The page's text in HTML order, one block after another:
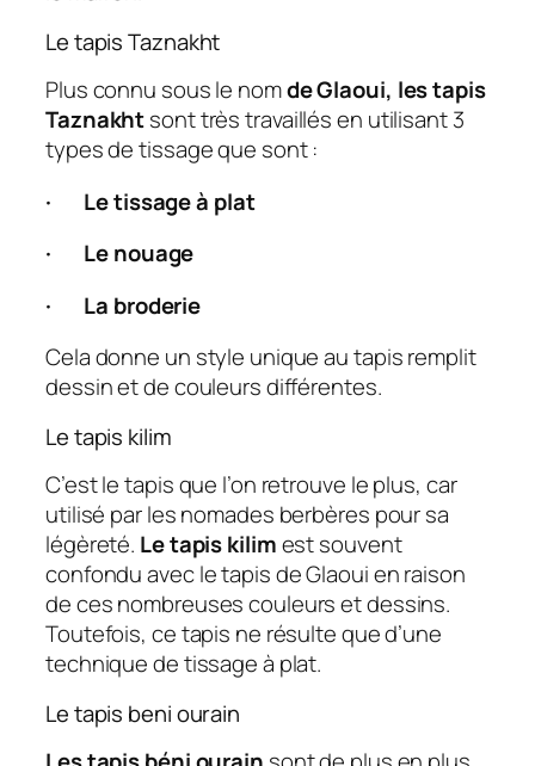
Le tapis Taznakht
Plus connu sous le nomde Glaoui, les tapis
Taznakhtsont très travaillés en utilisant 3
types de tissage que sont :
·
Le tissage à plat
·
Le nouage
·
La broderie
Cela donne un style unique au tapis remplit
dessin et de couleurs différentes.
Le tapis kilim
C’est le tapis que l’on retrouve le plus, car
utilisé par les nomades berbères pour sa
légèreté. Le tapis kilimest souvent
confondu avec le tapis de Glaoui en raison
de ces nombreuses couleurs et dessins.
Toutefois, ce tapis ne résulte que d’une
technique de tissage à plat.
Le tapis beni ourain